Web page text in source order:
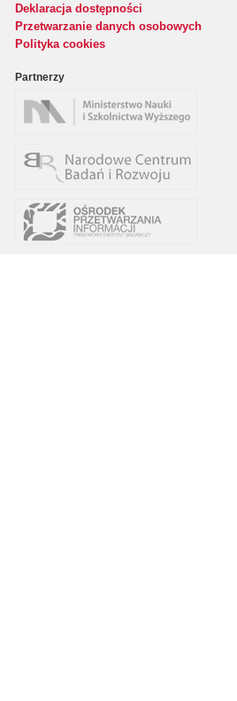
Deklaracja dostępności
Przetwarzanie danych osobowych
Polityka cookies
Partnerzy